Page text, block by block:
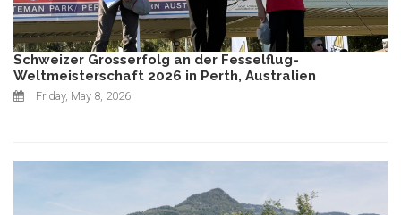
Schweizer Grosserfolg an der Fesselflug-
Weltmeisterschaft 2026 in Perth, Australien
Friday, May 8, 2026